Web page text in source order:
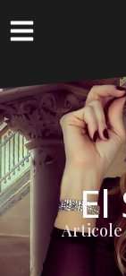
El
Articole